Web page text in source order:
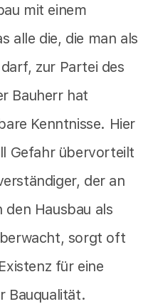
mit einem
alle die, die man als
zur Partei des
Bauherr hat
Kenntnisse. Hier
Gefahr übervorteilt
der an
den Hausbau als
sorgt oft
für eine
Bauqualität.